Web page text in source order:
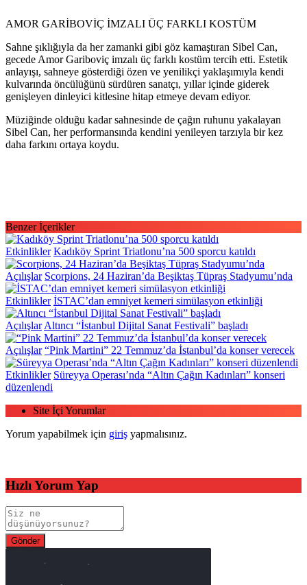
AMOR GARİBOVİÇ İMZALI ÜÇ FARKLI KOSTÜM
Sahne şıklığıyla da her zamanki gibi göz kamaştıran Sibel Can,
gecede Amor Gariboviç imzalı üç farklı kostüm tercih etti. Estetik
anlayışı, sahneye gösterdiği özen ve yenilikçi yaklaşımıyla kendi
kulvarında öncülüğünü sürdüren sanatçı, yıllar içinde giderek
genişleyen dinleyici kitlesine hitap etmeye devam ediyor.
Müziğinde olduğu kadar sahnesinde de çağın ruhunu yakalayan
Sibel Can, her performansında kendini yenileyen tarzıyla bir kez
daha farkını ortaya koydu.
Benzer İçerikler
Etkinlikler Kadıköy Sprint Triatlonu’na 500 sporcu katıldı
Açılışlar Scorpions, 24 Haziran’da Beşiktaş Tüpraş Stadyumu’nda
Etkinlikler İSTAC’dan emniyet kemeri simülasyon etkinliği
Açılışlar Altıncı “İstanbul Dijital Sanat Festivali” başladı
Açılışlar “Pink Martini” 22 Temmuz’da İstanbul’da konser verecek
Etkinlikler Süreyya Operası’nda “Altın Çağın Kadınları” konseri
düzenlendi
Site İçi Yorumlar
Yorum yapabilmek için giriş yapmalısınız.
Hızlı Yorum Yap